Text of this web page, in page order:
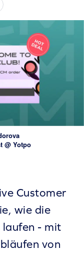
@ Yotpo
Customer
wie die
- mit
von